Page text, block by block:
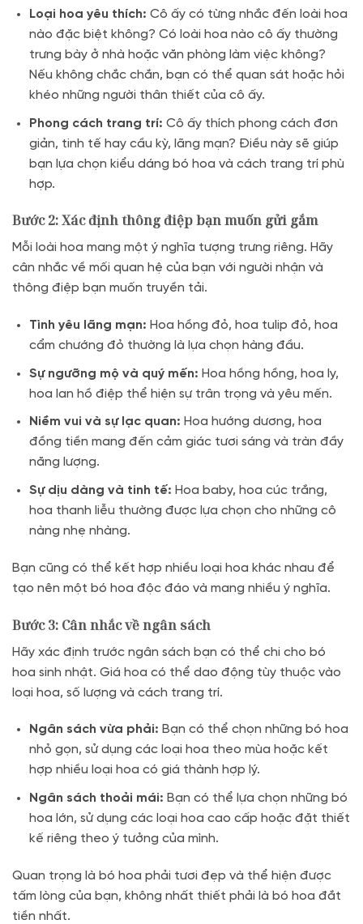
Loại hoa yêu thích: Cô ấy có từng nhắc đến loài hoa
nào đặc biệt không? Có loài hoa nào cô ấy thường
trưng bày ở nhà hoặc văn phòng làm việc không?
Nếu không chắc chắn, bạn có thể quan sát hoặc hỏi
khéo những người thân thiết của cô ấy.
Phong cách trang trí: Cô ấy thích phong cách đơn
giản, tinh tế hay cầu kỳ, lãng mạn? Điều này sẽ giúp
bạn lựa chọn kiểu dáng bó hoa và cách trang trí phù
hợp.
Bước 2: Xác định thông điệp bạn muốn gửi gắm
Mỗi loài hoa mang một ý nghĩa tượng trưng riêng. Hãy
cân nhắc về mối quan hệ của bạn với người nhận và
thông điệp bạn muốn truyền tải.
Tình yêu lãng mạn: Hoa hồng đỏ, hoa tulip đỏ, hoa
cẩm chướng đỏ thường là lựa chọn hàng đầu.
Sự ngưỡng mộ và quý mến: Hoa hồng hồng, hoa ly,
hoa lan hồ điệp thể hiện sự trân trọng và yêu mến.
Niềm vui và sự lạc quan: Hoa hướng dương, hoa
đồng tiền mang đến cảm giác tươi sáng và tràn đầy
năng lượng.
Sự dịu dàng và tinh tế: Hoa baby, hoa cúc trắng,
hoa thanh liễu thường được lựa chọn cho những cô
nàng nhẹ nhàng.
Bạn cũng có thể kết hợp nhiều loại hoa khác nhau để
tạo nên một bó hoa độc đáo và mang nhiều ý nghĩa.
Bước 3: Cân nhắc về ngân sách
Hãy xác định trước ngân sách bạn có thể chi cho bó
hoa sinh nhật. Giá hoa có thể dao động tùy thuộc vào
loại hoa, số lượng và cách trang trí.
Ngân sách vừa phải: Bạn có thể chọn những bó hoa
nhỏ gọn, sử dụng các loại hoa theo mùa hoặc kết
hợp nhiều loại hoa có giá thành hợp lý.
Ngân sách thoải mái: Bạn có thể lựa chọn những bó
hoa lớn, sử dụng các loại hoa cao cấp hoặc đặt thiết
kế riêng theo ý tưởng của mình.
Quan trọng là bó hoa phải tươi đẹp và thể hiện được
tấm lòng của bạn, không nhất thiết phải là bó hoa đắt
tiền nhất.